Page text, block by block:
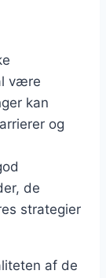
være
kan
og
de
strategier
af de